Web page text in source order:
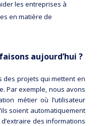
les entreprises à
en matière de
aujourd’hui ?
des projets qui mettent en
Par exemple, nous avons
métier où l’utilisateur
soient automatiquement
des informations